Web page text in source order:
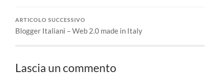
ARTICOLO SUCCESSIVO
Blogger Italiani – Web 2.0 made in Italy
Lascia un commento